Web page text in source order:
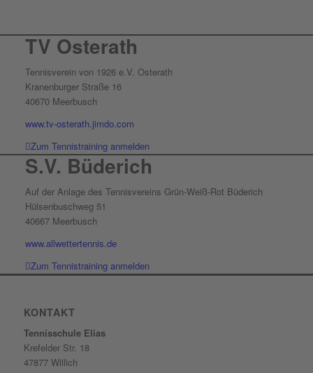
TV Osterath
Tennisverein von 1926 e.V. Osterath
Kranenburger Straße 16
40670 Meerbusch
www.tv-osterath.jimdo.com
Zum Tennistraining anmelden
S.V. Büderich
Auf der Anlage des Tennisvereins Grün-Weiß-Rot Büderich
Hülsenbuschweg 51
40667 Meerbusch
www.allwettertennis.de
Zum Tennistraining anmelden
KONTAKT
Tennisschule Elias
Krefelder Str. 18
47877 Willich